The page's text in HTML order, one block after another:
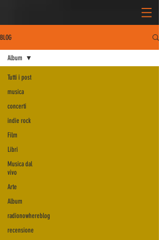
BLOG
Tutti i post
musica
concerti
indie rock
Film
Libri
Musica dal
vivo
Arte
Album
radionowhereblog
recensione
Album